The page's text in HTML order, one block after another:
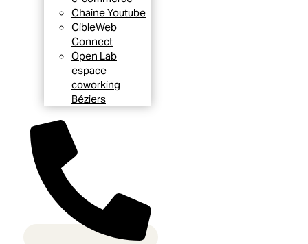
Chaine Youtube
CibleWeb
Connect
Open Lab
espace
coworking
Béziers